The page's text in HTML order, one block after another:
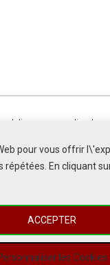
pour vous offrir
En cliquant
les Cookies
ACCEPTER
deliver personalized
Reject All
by